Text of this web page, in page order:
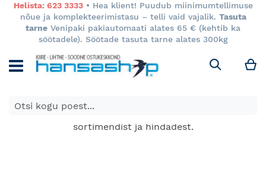
Helista: 623 3333• Hea klient! Puudub miinimumtellimuse
nõue ja komplekteerimistasu – telli vaid vajalik. Tasuta
tarne Venipaki pakiautomaati alates 65 € (kehtib ka
söötadele). Söötade tasuta tarne alates 300kg
Otsi
E-poes kuvatavad toodete hinnad kehtivad ainult e-
poes ja võivad erineda Keila ja Tartu poodide
sortimendist ja hindadest.